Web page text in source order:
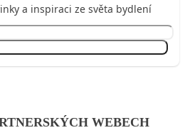
a inspiraci ze světa bydlení
WEBECH